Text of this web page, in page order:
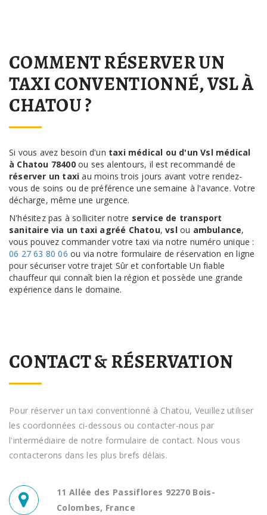
COMMENT RÉSERVER UN
TAXI CONVENTIONNÉ, VSL À
CHATOU ?
Si vous avez besoin d'un taxi médical ou d'un Vsl médical
à Chatou 78400ou ses alentours, il est recommandé de
réserver un taxi au moins trois jours avant votre rendez-
vous de soins ou de préférence une semaine à l'avance. Votre
décharge, même une urgence.
N'hésitez pas à solliciter notre service de transport
sanitaire via un taxi agréé Chatou,vslou ambulance,
vous pouvez commander votre taxi via notre numéro unique :
06 27 63 80 06 ou via notre formulaire de réservation en ligne
pour sécuriser votre trajet Sûr et confortable Un fiable
chauffeur qui connaît bien la région et possède une grande
expérience dans le domaine.
CONTACT & RÉSERVATION
Pour réserver un taxi conventionné à Chatou, Veuillez utiliser
les coordonnées ci-dessous ou contacter-nous par
l'intermédiaire de notre formulaire de contact. Nous vous
contacterons dans les plus brefs délais.
11 Allée des Passiflores 92270 Bois-
Colombes, France